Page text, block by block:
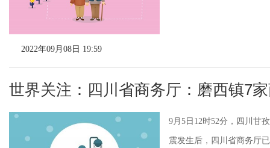
2022年09月08日 19:59
世界关注：四川省商务厅：磨西镇7
9月5日12时52分，四川甘
震发生后，四川省商务厅